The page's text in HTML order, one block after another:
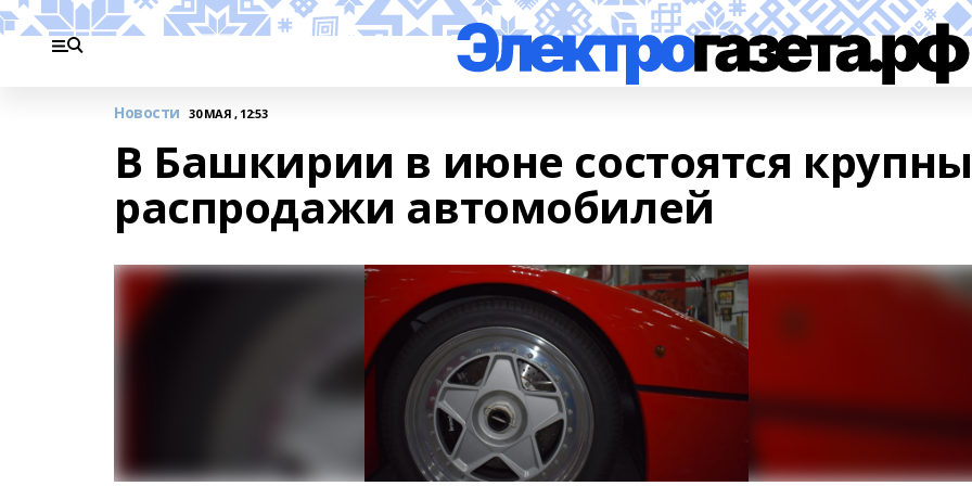
Новости 30 МАЯ , 12:53
В Башкирии в июне состоятся
распродажи автомобилей